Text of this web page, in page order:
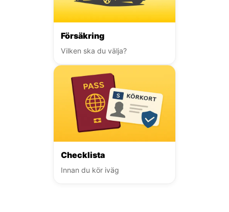
Försäkring
Vilken ska du välja?
Checklista
Innan du kör iväg